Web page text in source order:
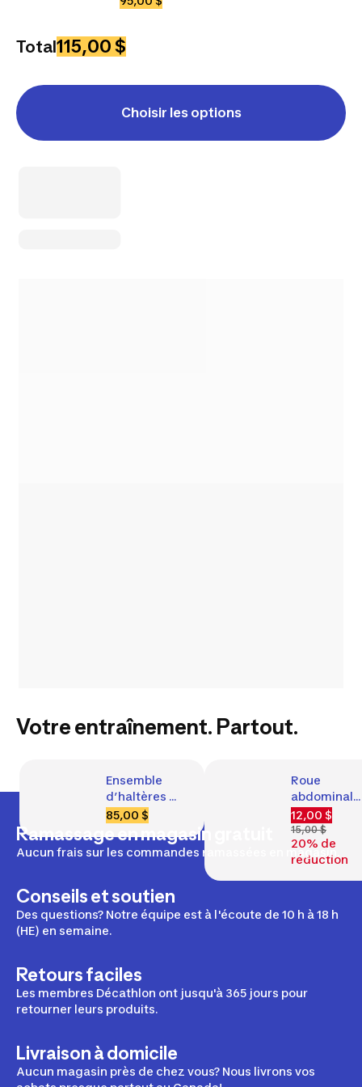
Total115,00 $
Choisir les options
Votre entraînement. Partout.
Ensemble
d’haltères
de
20 kg (44 lb)
85,00 $
Roue
abdominale
de
à double
mode
12,00 $
15,00 $
20% de
réduction
Ramassage en magasin gratuit
Aucun frais sur les commandes ramassées en magasin.
Conseils et soutien
Des questions? Notre équipe est à l'écoute de 10 h à 18 h
(HE) en semaine.
Retours faciles
Les membres Décathlon ont jusqu'à 365 jours pour
retourner leurs produits.
Livraison à domicile
Aucun magasin près de chez vous? Nous livrons vos